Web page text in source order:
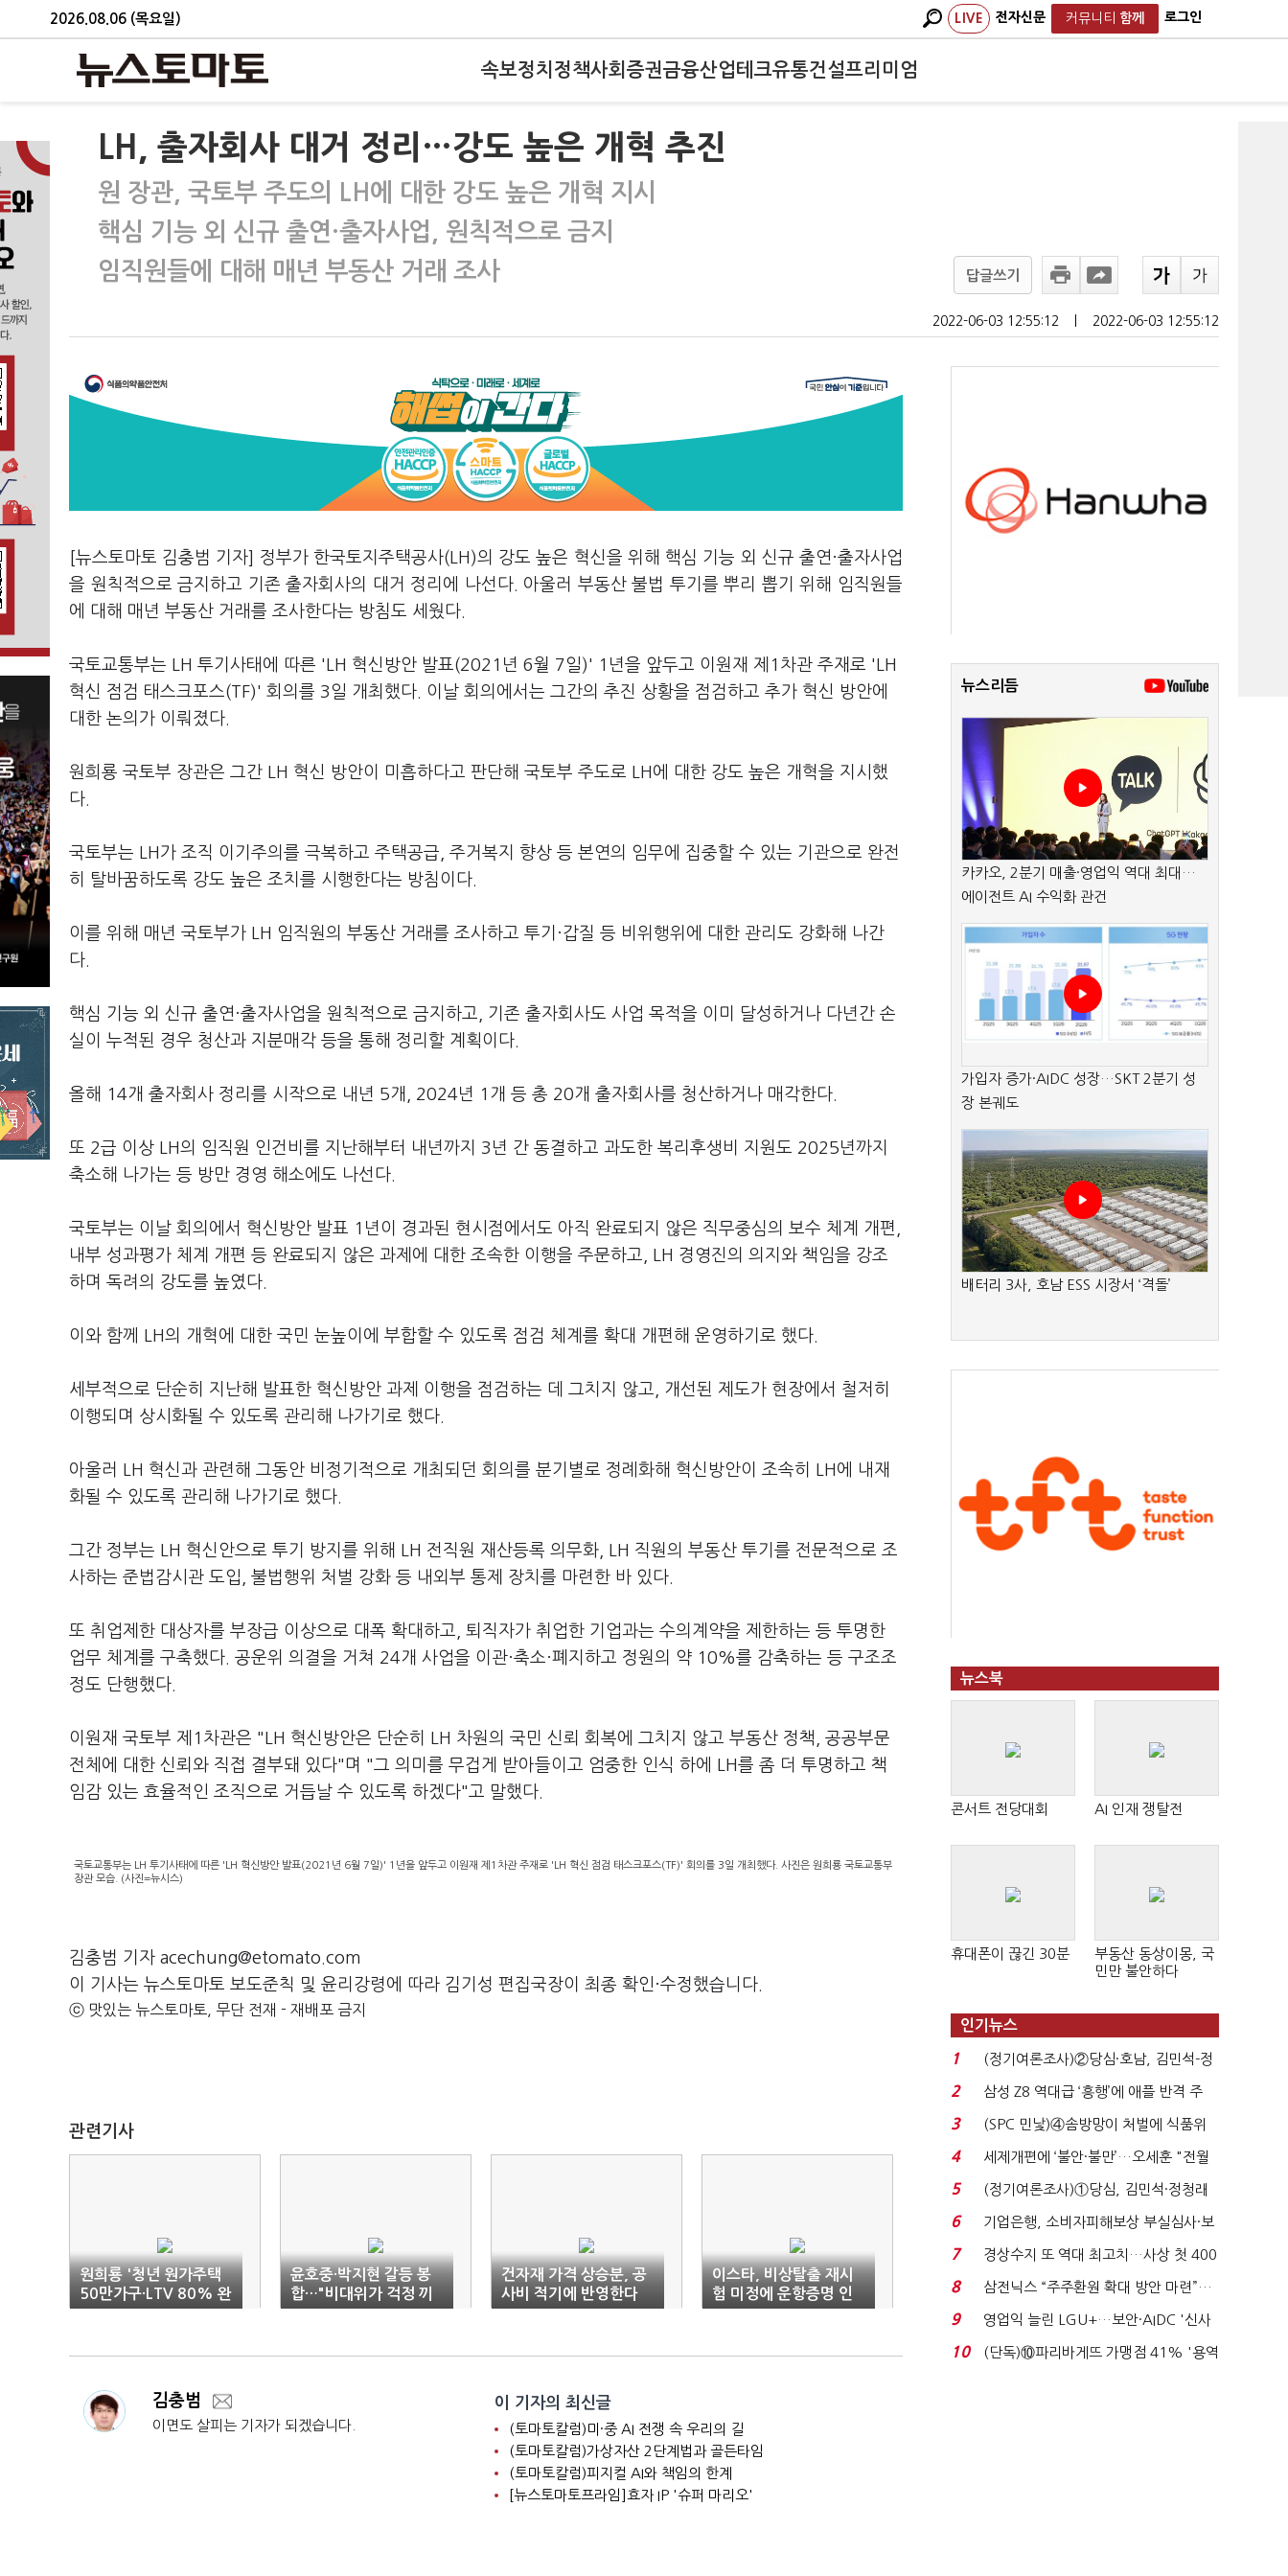
2026.08.06 (목요일) LIVE 전자신문 커뮤니티 함께 로그인
속보정치 정책사회 증권금융산업테크유통건설프리미엄
LH, 출자회사 대거 정리…강도 높은 개혁 추진
원 장관, 국토부 주도의 LH에 대한 강도 높은 개혁 지시
핵심 기능 외 신규 출연·출자사업, 원칙적으로 금지
임직원들에 대해 매년 부동산 거래 조사
답글쓰기
2022-06-03 12:55:12 2022-06-03 12:55:12
[뉴스토마토 김충범 기자] 정부가 한국토지주택공사(LH)의 강도 높은 혁신을 위해 핵심 기능 외 신규 출연·출자사업
을 원칙적으로 금지하고 기존 출자회사의 대거 정리에 나선다. 아울러 부동산 불법 투기를 뿌리 뽑기 위해 임직원들
에 대해 매년 부동산 거래를 조사한다는 방침도 세웠다.
국토교통부는 LH 투기사태에 따른 'LH 혁신방안 발표(2021년 6월 7일)' 1년을 앞두고 이원재 제1차관 주재로 'LH
혁신 점검 태스크포스(TF)' 회의를 3일 개최했다. 이날 회의에서는 그간의 추진 상황을 점검하고 추가 혁신 방안에
대한 논의가 이뤄졌다.
원희룡 국토부 장관은 그간 LH 혁신 방안이 미흡하다고 판단해 국토부 주도로 LH에 대한 강도 높은 개혁을 지시했
다.
국토부는 LH가 조직 이기주의를 극복하고 주택공급, 주거복지 향상 등 본연의 임무에 집중할 수 있는 기관으로 완전
히 탈바꿈하도록 강도 높은 조치를 시행한다는 방침이다.
이를 위해 매년 국토부가 LH 임직원의 부동산 거래를 조사하고 투기·갑질 등 비위행위에 대한 관리도 강화해 나간
다.
핵심 기능 외 신규 출연·출자사업을 원칙적으로 금지하고, 기존 출자회사도 사업 목적을 이미 달성하거나 다년간 손
실이 누적된 경우 청산과 지분매각 등을 통해 정리할 계획이다.
올해 14개 출자회사 정리를 시작으로 내년 5개, 2024년 1개 등 총 20개 출자회사를 청산하거나 매각한다.
또 2급 이상 LH의 임직원 인건비를 지난해부터 내년까지 3년 간 동결하고 과도한 복리후생비 지원도 2025년까지
축소해 나가는 등 방만 경영 해소에도 나선다.
국토부는 이날 회의에서 혁신방안 발표 1년이 경과된 현시점에서도 아직 완료되지 않은 직무중심의 보수 체계 개편,
내부 성과평가 체계 개편 등 완료되지 않은 과제에 대한 조속한 이행을 주문하고, LH 경영진의 의지와 책임을 강조
하며 독려의 강도를 높였다.
이와 함께 LH의 개혁에 대한 국민 눈높이에 부합할 수 있도록 점검 체계를 확대 개편해 운영하기로 했다.
세부적으로 단순히 지난해 발표한 혁신방안 과제 이행을 점검하는 데 그치지 않고, 개선된 제도가 현장에서 철저히
이행되며 상시화될 수 있도록 관리해 나가기로 했다.
아울러 LH 혁신과 관련해 그동안 비정기적으로 개최되던 회의를 분기별로 정례화해 혁신방안이 조속히 LH에 내재
화될 수 있도록 관리해 나가기로 했다.
그간 정부는 LH 혁신안으로 투기 방지를 위해 LH 전직원 재산등록 의무화, LH 직원의 부동산 투기를 전문적으로 조
사하는 준법감시관 도입, 불법행위 처벌 강화 등 내외부 통제 장치를 마련한 바 있다.
또 취업제한 대상자를 부장급 이상으로 대폭 확대하고, 퇴직자가 취업한 기업과는 수의계약을 제한하는 등 투명한
업무 체계를 구축했다. 공운위 의결을 거쳐 24개 사업을 이관·축소·폐지하고 정원의 약 10%를 감축하는 등 구조조
정도 단행했다.
이원재 국토부 제1차관은 "LH 혁신방안은 단순히 LH 차원의 국민 신뢰 회복에 그치지 않고 부동산 정책, 공공부문
전체에 대한 신뢰와 직접 결부돼 있다"며 "그 의미를 무겁게 받아들이고 엄중한 인식 하에 LH를 좀 더 투명하고 책
임감 있는 효율적인 조직으로 거듭날 수 있도록 하겠다"고 말했다.
국토교통부는 LH 투기사태에 따른 'LH 혁신방안 발표(2021년 6월 7일)' 1년을 앞두고 이원재 제1차관 주재로 'LH 혁신 점검 태스크포스(TF)' 회의를 3일 개최했다. 사진은 원희룡 국토교통부
장관 모습. (사진=뉴시스)
김충범 기자 acechung@etomato.com
이 기사는 뉴스토마토 보도준칙 및 윤리강령에 따라 김기성 편집국장이 최종 확인·수정했습니다.
ⓒ 맛있는 뉴스토마토, 무단 전재 - 재배포 금지
관련기사
원희룡 '청년 원가주택
50만가구·LTV 80% 완
화' 공언
윤호중·박지현 갈등 봉
합…"비대위가 걱정 끼
친 점 사과"
건자재 가격 상승분, 공
사비 적기에 반영한다
이스타, 비상탈출 재시
험 미정에 운항증명 인
가도 ‘안개속’
김충범
이면도 살피는 기자가 되겠습니다.
이 기자의 최신글
(토마토칼럼)미·중 AI 전쟁 속 우리의 길
(토마토칼럼)가상자산 2단계법과 골든타임
(토마토칼럼)피지컬 AI와 책임의 한계
[뉴스토마토프라임]효자 IP '슈퍼 마리오'
뉴스리듬
카카오, 2분기 매출·영업익 역대 최대…
에이전트 AI 수익화 관건
가입자 증가·AIDC 성장…SKT 2분기 성
장 본궤도
배터리 3사, 호남 ESS 시장서 ‘격돌’
뉴스북
콘서트 전당대회 AI 인재 쟁탈전
휴대폰이 끊긴 30분
부동산 동상이몽, 국
민만 불안하다
인기뉴스
1
(정기여론조사)②당심·호남, 김민석-정
청래 '초접전'...
2
삼성 Z8 역대급 ‘흥행’에 애플 반격 주
목…9월 ‘폴...
3
(SPC 민낯)④솜방망이 처벌에 식품위
생법 위반 반복...
4
세제개편에 ‘불안·불만’…오세훈 "전월
세 구하기 더 ...
5
(정기여론조사)①당심, 김민석·정청래
'초접전'…대통령 ...
6
기업은행, 소비자피해보상 부실심사·보
이스피싱 공시 ...
7
경상수지 또 역대 최고치…사상 첫 400
억달러에 '3% 성...
8
삼전닉스 “주주환원 확대 방안 마련”…
로이터에 성명...
9
영업익 늘린 LGU+…보안·AIDC '신사
업 드라이브'...
10
(단독)⑩파리바게뜨 가맹점 41% '용역